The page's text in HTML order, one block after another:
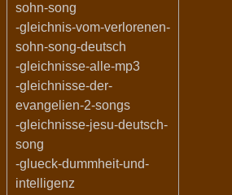
sohn-song
-gleichnis-vom-verlorenen-
sohn-song-deutsch
-gleichnisse-alle-mp3
-gleichnisse-der-
evangelien-2-songs
-gleichnisse-jesu-deutsch-
song
-glueck-dummheit-und-
intelligenz